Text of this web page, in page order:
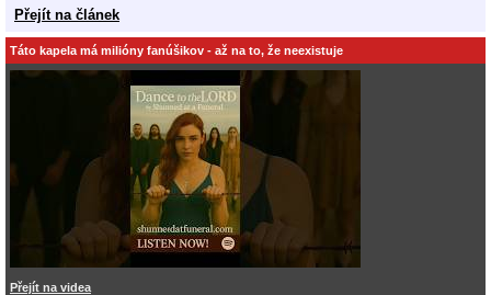
Přejít na článek
Táto kapela má milióny fanúšikov - až na to, že neexistuje
Přejít na videa